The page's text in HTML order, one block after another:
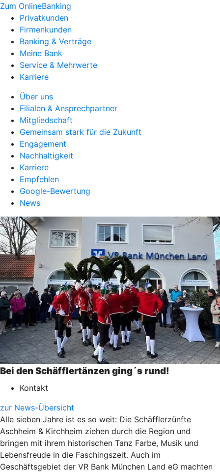
Zum OnlineBanking
Privatkunden
Firmenkunden
Banking & Verträge
Meine Bank
Service & Mehrwerte
Karriere
Über uns
Filialen & Ansprechpartner
Mitgliedschaft
Gemeinsam stark für die Zukunft
Engagement
Nachhaltigkeit
Karriere
Empfehlen
Google-Bewertung
News
Bei den Schäfflertänzen ging´s rund!
Kontakt
zur News-Übersicht
Alle sieben Jahre ist es so weit: Die Schäfflerzünfte
Aschheim & Kirchheim ziehen durch die Region und
bringen mit ihrem historischen Tanz Farbe, Musik und
Lebensfreude in die Faschingszeit. Auch im
Geschäftsgebiet der VR Bank München Land eG machten